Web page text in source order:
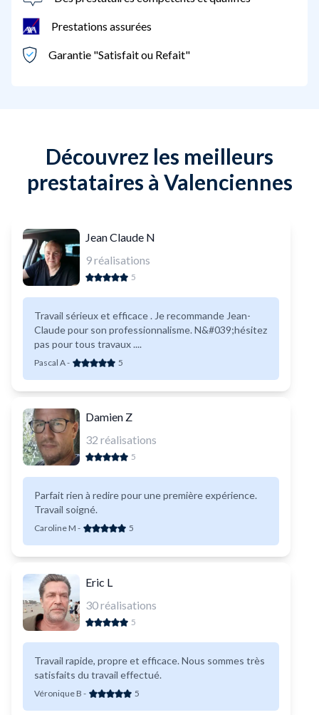
Prestations assurées
Garantie "Satisfait ou Refait"
Découvrez les meilleurs
prestataires à Valenciennes
Jean Claude N
9réalisations
5
Travail sérieux et efficace . Je recommande Jean-
Claude pour son professionnalisme. N&#039;hésitez
pas pour tous travaux ....
Pascal A- 5
Damien Z
32 réalisations
5
Parfait rien à redire pour une première expérience.
Travail soigné.
Caroline M - 5
Eric L
30réalisations
5
Travail rapide, propre et efficace. Nous sommes très
satisfaits du travail effectué.
Véronique B - 5